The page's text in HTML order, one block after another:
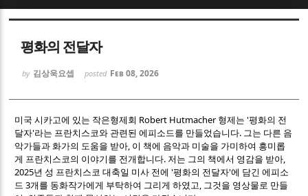
평화의 전달자
by 김상욱요셉 posted Feb 08, 2026
미국 시카고에 있는 작은형제회 Robert Hutmacher 형제는 '평화의 전
달자'라는 프란치스코와 관련된 에피소드를 만들었습니다. 그는 다른 음
악가들과 화가의 도움을 받아, 이 책에 음악과 미술을 가미하여 흥미롭
게 프란치스코의 이야기를 전개합니다. 저는 그의 책에서 영감을 받아,
2025년 성 프란치스코 대축일 미사 전에 '평화의 전달자'에 담긴 에피소
드 3개를 동화작가에게 부탁하여 그리게 하였고, 그것을 영상물로 만들
Sketchbook5, 스케치북5
Sketchbook5, 스케치북5
Sketchbook5, 스케치북5
Sketchbook5, 스케치북5